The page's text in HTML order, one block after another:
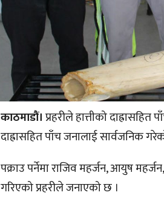
काठमाडौं।प्रहरीले हात्तीको
दाह्रासहित पाँच जनालाई सार्वजनिक
पक्राउ पर्नेमा राजिव महर्जन, आयुष
गरिएको प्रहरीले जनाएको छ ।